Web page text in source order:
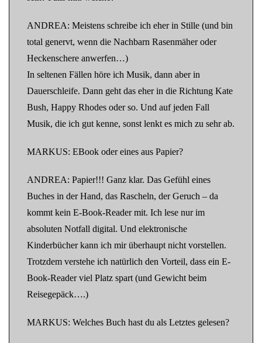
ANDREA: Meistens schreibe ich eher in Stille (und bin
total genervt, wenn die Nachbarn Rasenmäher oder
Heckenschere anwerfen…)
In seltenen Fällen höre ich Musik, dann aber in
Dauerschleife. Dann geht das eher in die Richtung Kate
Bush, Happy Rhodes oder so. Und auf jeden Fall
Musik, die ich gut kenne, sonst lenkt es mich zu sehr ab.
MARKUS: EBook oder eines aus Papier?
ANDREA: Papier!!! Ganz klar. Das Gefühl eines
Buches in der Hand, das Rascheln, der Geruch – da
kommt kein E-Book-Reader mit. Ich lese nur im
absoluten Notfall digital. Und elektronische
Kinderbücher kann ich mir überhaupt nicht vorstellen.
Trotzdem verstehe ich natürlich den Vorteil, dass ein E-
Book-Reader viel Platz spart (und Gewicht beim
Reisegepäck….)
MARKUS: Welches Buch hast du als Letztes gelesen?